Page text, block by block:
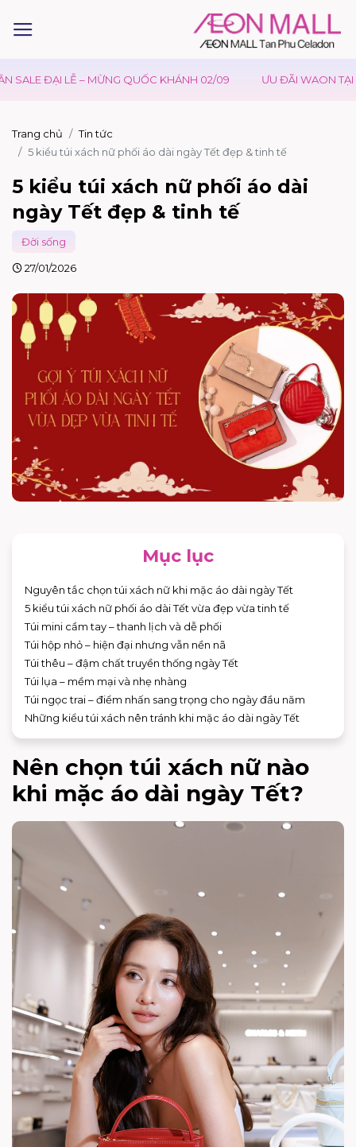
LỄ – MỪNG QUỐC KHÁNH 02/09 ƯU ĐÃI WAON TẠI
Trang chủ
Tin tức
5 kiểu túi xách nữ phối áo dài ngày Tết đẹp & tinh tế
5 kiểu túi xách nữ phối áo dài
ngày Tết đẹp & tinh tế
Đời sống
27/01/2026
Mục lục
Nguyên tắc chọn túi xách nữ khi mặc áo dài ngày Tết
5 kiểu túi xách nữ phối áo dài Tết vừa đẹp vừa tinh tế
Túi mini cầm tay – thanh lịch và dễ phối
Túi hộp nhỏ – hiện đại nhưng vẫn nền nã
Túi thêu – đậm chất truyền thống ngày Tết
Túi lụa – mềm mại và nhẹ nhàng
Túi ngọc trai – điểm nhấn sang trọng cho ngày đầu năm
Những kiểu túi xách nên tránh khi mặc áo dài ngày Tết
Nên chọn túi xách nữ nào
khi mặc áo dài ngày Tết?